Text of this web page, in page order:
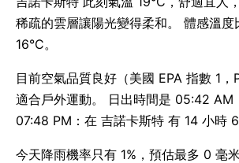
稀疏的雲層讓陽光變得柔和。 體感溫度
16°C。
目前空氣品質良好（美國 EPA 指數 1
適合戶外運動。 日出時間是 05:42 AM
07:48 PM：在 吉諾卡斯特 有 14 小時 6
今天降雨機率只有 1%，預估最多 0 毫